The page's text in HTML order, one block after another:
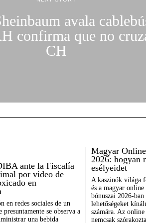
avala
confirma que no
CH
ante la Fiscalía
por video de
en
en redes sociales de un
presuntamente se observa a
una bebida
Magyar
2026: hogyan
esélyeidet
A kaszinók világa
és a magyar
bónuszai 2026-
lehetőségeket
számára. Az online
nemcsak